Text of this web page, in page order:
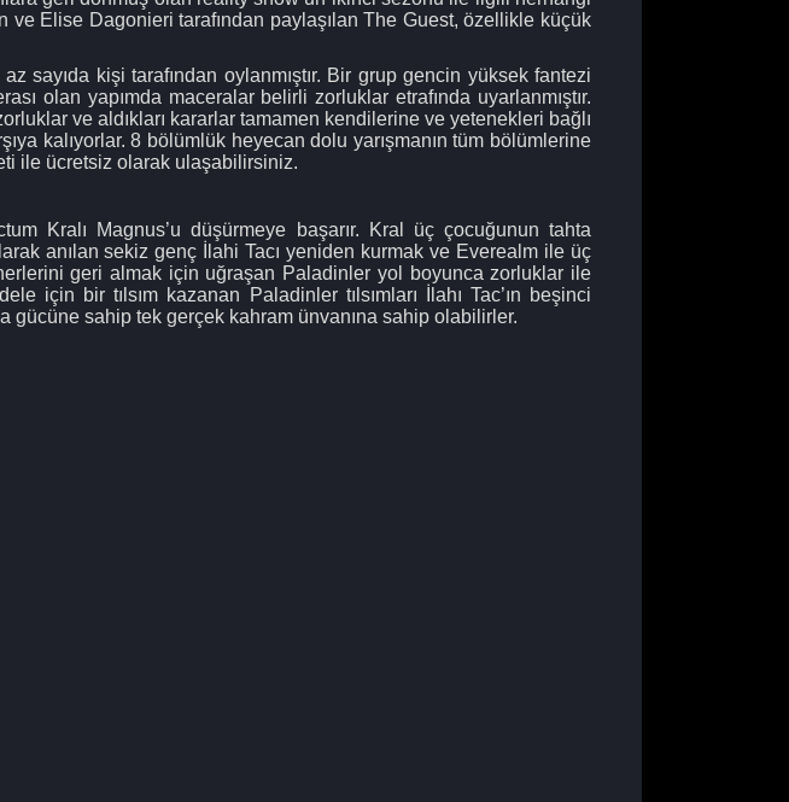
Elise Dagonieri tarafından paylaşılan The Guest, özellikle küçük
sayıda kişi tarafından oylanmıştır. Bir grup gencin yüksek fantezi
olan yapımda maceralar belirli zorluklar etrafında uyarlanmıştır.
ve aldıkları kararlar tamamen kendilerine ve yetenekleri bağlı
kalıyorlar. 8 bölümlük heyecan dolu yarışmanın tüm bölümlerine
ile ücretsiz olarak ulaşabilirsiniz.
Kralı Magnus’u düşürmeye başarır. Kral üç çocuğunun tahta
anılan sekiz genç İlahi Tacı yeniden kurmak ve Everealm ile üç
geri almak için uğraşan Paladinler yol boyunca zorluklar ile
için bir tılsım kazanan Paladinler tılsımları İlahı Tac’ın beşinci
gücüne sahip tek gerçek kahram ünvanına sahip olabilirler.